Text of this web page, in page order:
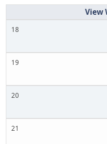
18
19
20
21